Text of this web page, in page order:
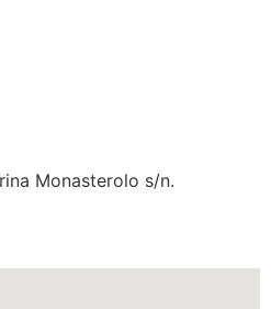
Monasterolo s/n.